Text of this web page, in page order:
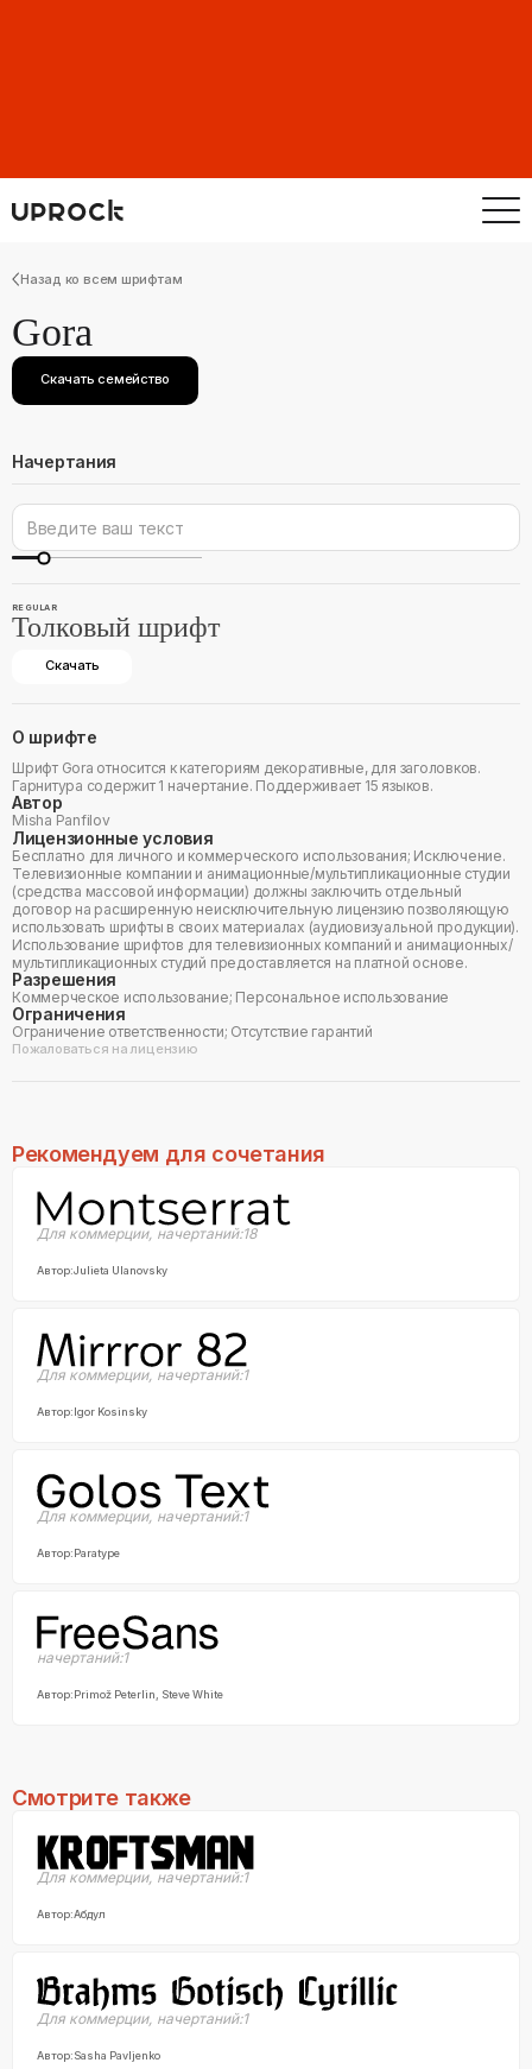
Назад ко всем шрифтам
Gora
Скачать семейство
Начертания
REGULAR
Толковый шрифт
Скачать
О шрифте
Шрифт Gora относится к категориям декоративные, для заголовков.
Гарнитура содержит 1 начертание. Поддерживает 15 языков.
Автор
Misha Panfilov
Лицензионные условия
Бесплатно для личного и коммерческого использования; Исключение.
Телевизионные компании и анимационные/мультипликационные студии
(средства массовой информации) должны заключить отдельный
договор на расширенную неисключительную лицензию позволяющую
использовать шрифты в своих материалах (аудиовизуальной продукции).
Использование шрифтов для телевизионных компаний и анимационных/
мультипликационных студий предоставляется на платной основе.
Разрешения
Коммерческое использование; Персональное использование
Ограничения
Ограничение ответственности; Отсутствие гарантий
Пожаловаться на лицензию
Рекомендуем для сочетания
Для коммерции, начертаний:18
Автор:Julieta Ulanovsky
Для коммерции, начертаний:1
Автор:Igor Kosinsky
Для коммерции, начертаний:1
Автор:Paratype
начертаний:1
Автор:Primož Peterlin, Steve White
Смотрите также
Для коммерции, начертаний:1
Автор:Абдул
Для коммерции, начертаний:1
Автор:Sasha Pavljenko